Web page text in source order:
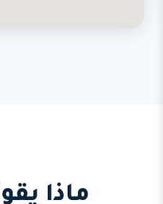
ماذا